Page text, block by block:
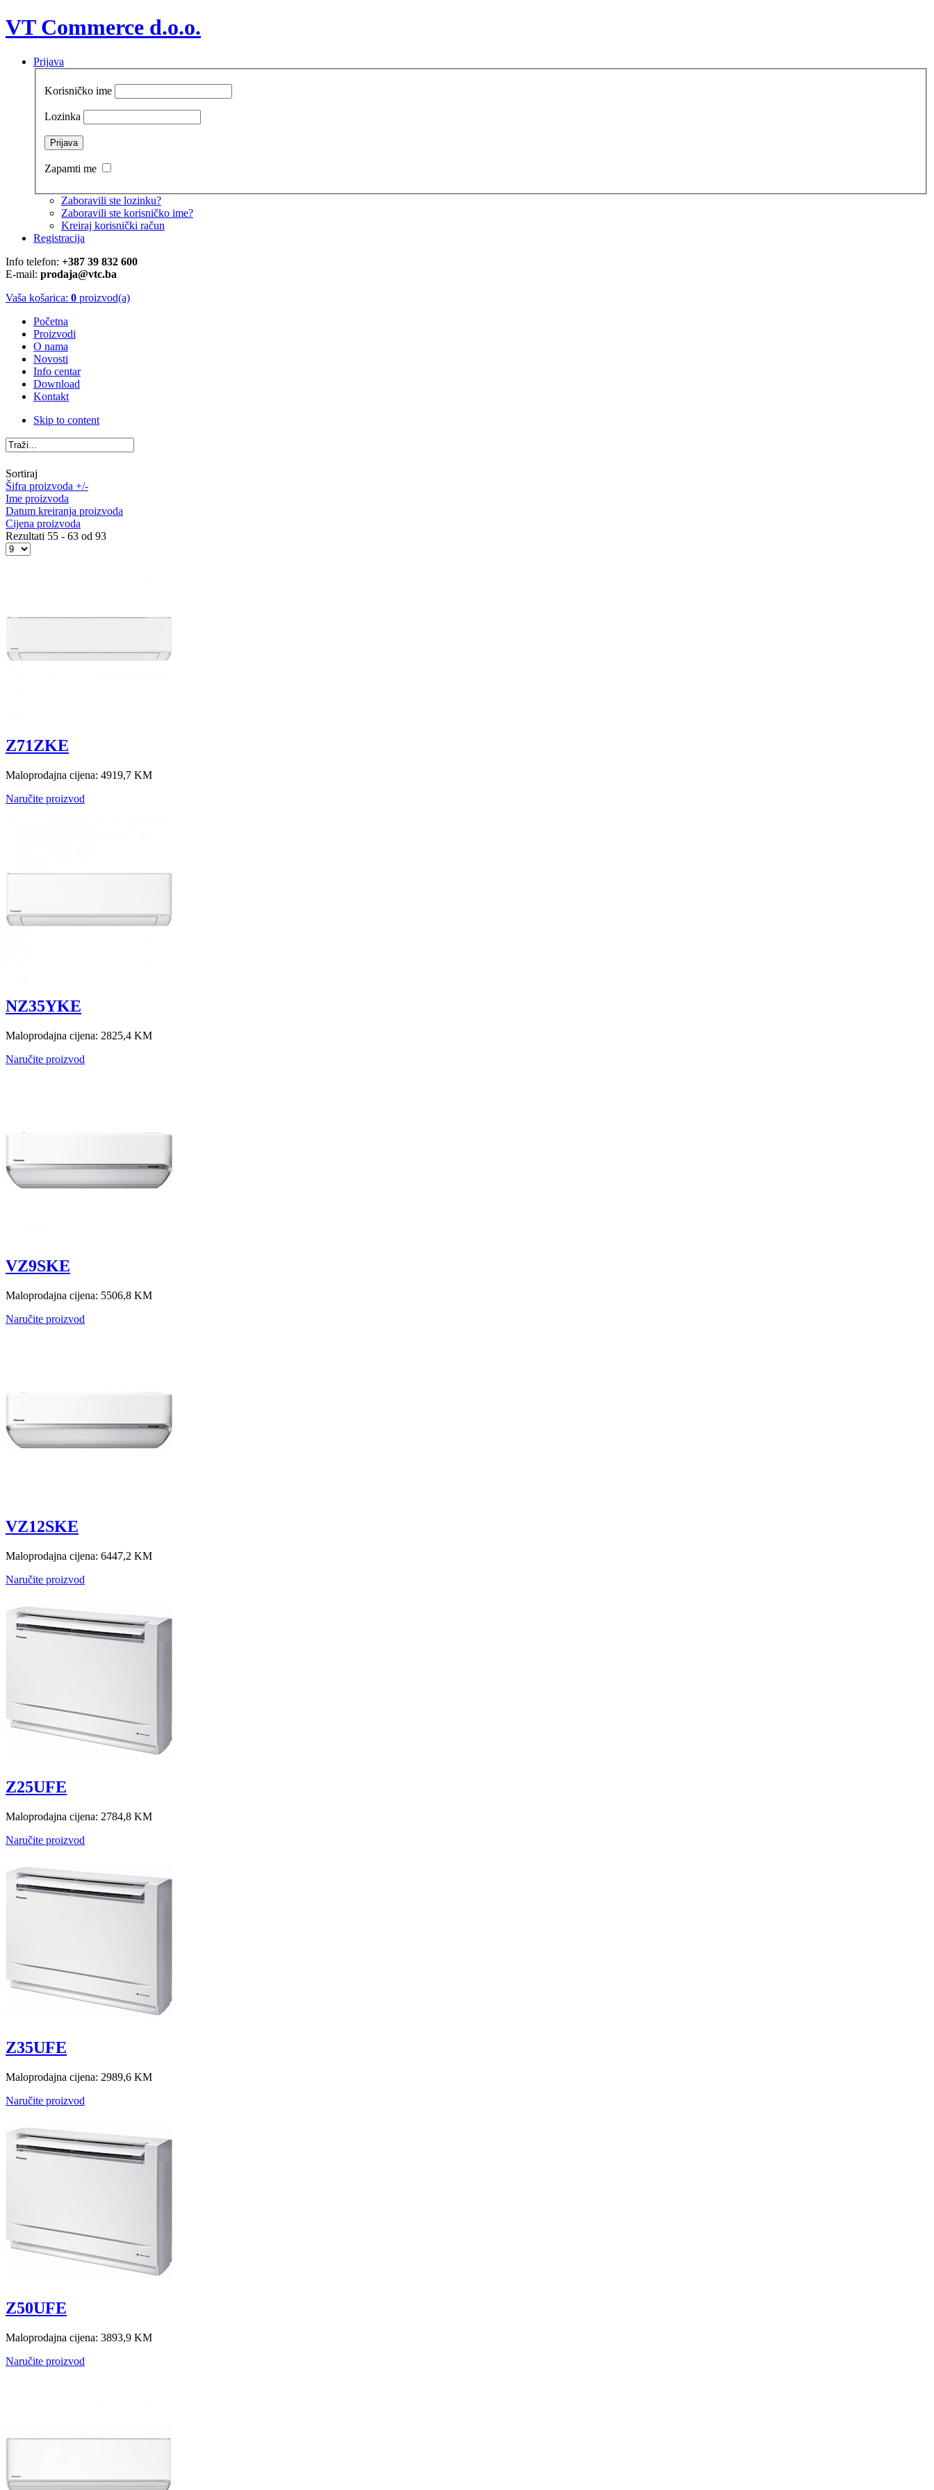
VT Commerce d.o.o.
Prijava
Korisničko ime
Lozinka
Zapamti me
Zaboravili ste lozinku?
Zaboravili ste korisničko ime?
Kreiraj korisnički račun
Registracija
Info telefon: +387 39 832 600
E-mail: prodaja@vtc.ba
Vaša košarica: 0 proizvod(a)
Početna
Proizvodi
O nama
Novosti
Info centar
Download
Kontakt
Skip to content
Sortiraj
Šifra proizvoda +/-
Ime proizvoda
Datum kreiranja proizvoda
Cijena proizvoda
Rezultati 55 - 63 od 93
Z71ZKE
Maloprodajna cijena: 4919,7 KM
Naručite proizvod
NZ35YKE
Maloprodajna cijena: 2825,4 KM
Naručite proizvod
VZ9SKE
Maloprodajna cijena: 5506,8 KM
Naručite proizvod
VZ12SKE
Maloprodajna cijena: 6447,2 KM
Naručite proizvod
Z25UFE
Maloprodajna cijena: 2784,8 KM
Naručite proizvod
Z35UFE
Maloprodajna cijena: 2989,6 KM
Naručite proizvod
Z50UFE
Maloprodajna cijena: 3893,9 KM
Naručite proizvod